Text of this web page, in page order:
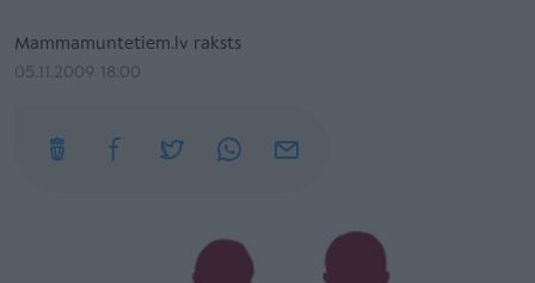
Mammamuntetiem.lv raksts
05.11.2009 18:00